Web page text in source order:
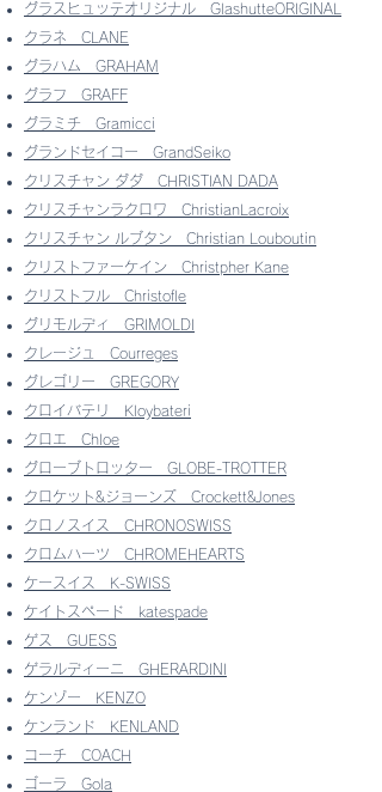
グラスヒュッテオリジナル
GlashutteORIGINAL
クラネ
CLANE
グラハム
GRAHAM
グラフ
GRAFF
グラミチ
Gramicci
グランドセイコー
GrandSeiko
クリスチャン ダダ
CHRISTIAN DADA
クリスチャンラクロワ
ChristianLacroix
クリスチャン ルブタン
Christian Louboutin
クリストファーケイン
Christpher Kane
クリストフル
Christofle
グリモルディ
GRIMOLDI
クレージュ
Courreges
グレゴリー
GREGORY
クロイバテリ
Kloybateri
クロエ
Chloe
グローブトロッター
GLOBE-TROTTER
クロケット&ジョーンズ
Crockett&Jones
クロノスイス
CHRONOSWISS
クロムハーツ
CHROMEHEARTS
ケースイス
K-SWISS
ケイトスペード
katespade
ゲス
GUESS
ゲラルディーニ
GHERARDINI
ケンゾー
KENZO
ケンランド
KENLAND
コーチ
COACH
ゴーラ
Gola